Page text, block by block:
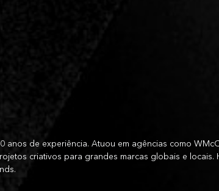
anos de experiência. Atuou em agências como
criativos para grandes marcas globais e locais.